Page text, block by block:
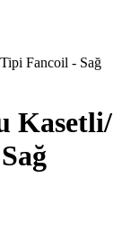
Fancoil - Sağ
Kasetli/